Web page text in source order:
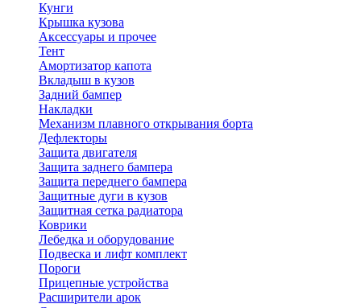
Кунги
Крышка кузова
Аксессуары и прочее
Тент
Амортизатор капота
Вкладыш в кузов
Задний бампер
Накладки
Механизм плавного открывания борта
Дефлекторы
Защита двигателя
Защита заднего бампера
Защита переднего бампера
Защитные дуги в кузов
Защитная сетка радиатора
Коврики
Лебедка и оборудование
Подвеска и лифт комплект
Пороги
Прицепные устройства
Расширители арок